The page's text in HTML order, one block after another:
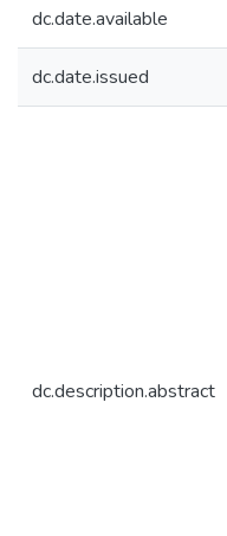
dc.date.available
dc.date.issued
dc.description.abstract